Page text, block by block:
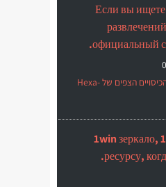
Если вы
официальный
סיכום הניסוי ב'מקורות': בחינת הכיסויים הצפים של Hexa-
1win зеркало,
ресурсу,